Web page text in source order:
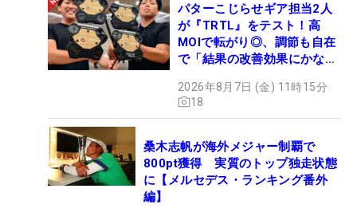
パターこじらせギア担当2人
が『TRTL』をテスト！高
MOIで転がり◎、調節も自在
で「結果の改善効果にかなり
2026年8月7日 (金) 11時15分
18
桑木志帆が海外メジャー制覇で
800pt獲得 実質のトップ独走状態
に【メルセデス・ランキング番外
編】